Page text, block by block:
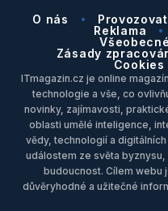
O nás
Reklama
Zásady
Cookies
ITmagazin.cz je online
technologie a vše, co
novinky, zajímavosti,
oblasti umělé inteligence,
vědy, technologií a
událostem ze světa
budoucnost. Cílem webu
důvěryhodné a užitečné